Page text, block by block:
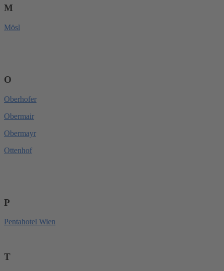
M
Mösl
O
Oberhofer
Obermair
Obermayr
Ottenhof
P
Pentahotel Wien
T